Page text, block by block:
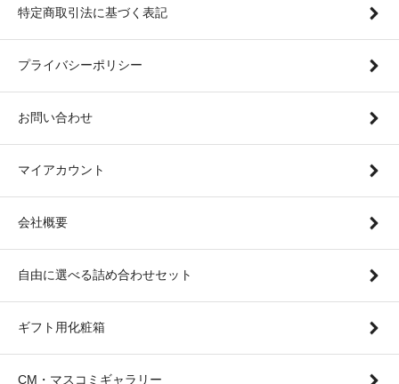
特定商取引法に基づく表記
プライバシーポリシー
お問い合わせ
マイアカウント
会社概要
自由に選べる詰め合わせセット
ギフト用化粧箱
CM・マスコミギャラリー